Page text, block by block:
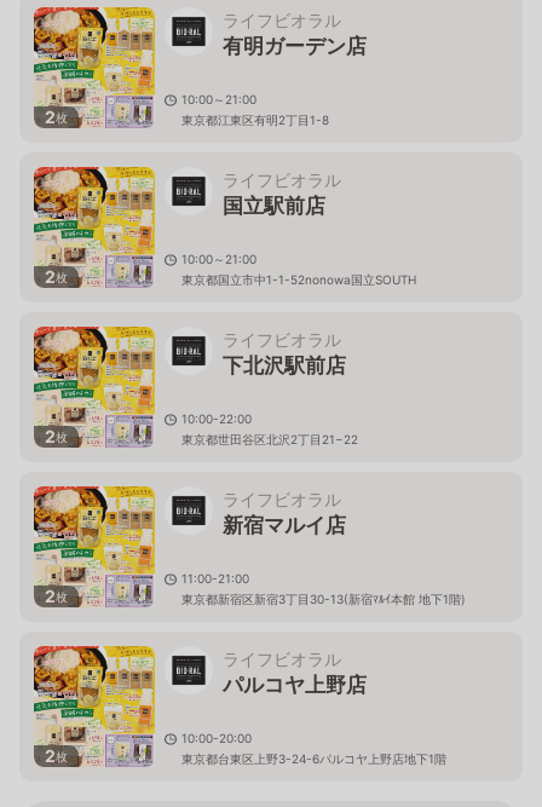
2枚
ライフビオラル
有明ガーデン店
10:00～21:00
東京都江東区有明2丁目1-8
2枚
ライフビオラル
国立駅前店
10:00～21:00
東京都国立市中1-1-52nonowa国立SOUTH
2枚
ライフビオラル
下北沢駅前店
10:00-22:00
東京都世田谷区北沢2丁目21−22
2枚
ライフビオラル
新宿マルイ店
11:00-21:00
東京都新宿区新宿3丁目30-13(新宿ﾏﾙｲ本館 地下1階)
2枚
ライフビオラル
パルコヤ上野店
10:00-20:00
東京都台東区上野3-24-6パルコヤ上野店地下1階